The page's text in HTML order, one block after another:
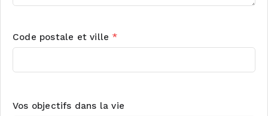
Code postale et ville *
Vos objectifs dans la vie